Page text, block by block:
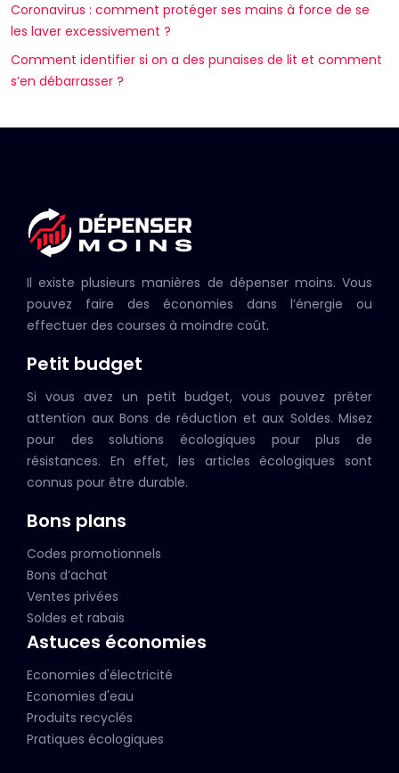
Coronavirus : comment protéger ses mains à force de se
les laver excessivement ?
Comment identifier si on a des punaises de lit et comment
s’en débarrasser ?
Il existe plusieurs manières de dépenser moins. Vous
pouvez faire des économies dans l’énergie ou
effectuer des courses à moindre coût.
Petit budget
Si vous avez un petit budget, vous pouvez prêter
attention aux Bons de réduction et aux Soldes. Misez
pour des solutions écologiques pour plus de
résistances. En effet, les articles écologiques sont
connus pour être durable.
Bons plans
Codes promotionnels
Bons d’achat
Ventes privées
Soldes et rabais
Astuces économies
Economies d'électricité
Economies d'eau
Produits recyclés
Pratiques écologiques